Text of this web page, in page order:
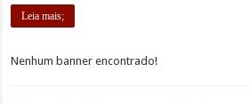
Leia mais;
Nenhum banner encontrado!